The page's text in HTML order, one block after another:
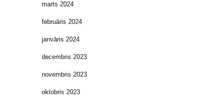
marts 2024
februāris 2024
janvāris 2024
decembris 2023
novembris 2023
oktobris 2023